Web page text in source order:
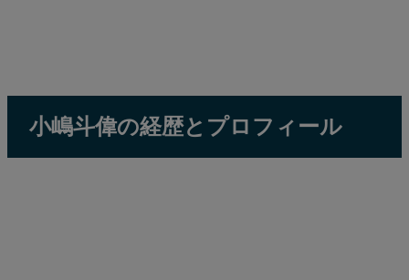
小嶋斗偉の経歴とプロフィール